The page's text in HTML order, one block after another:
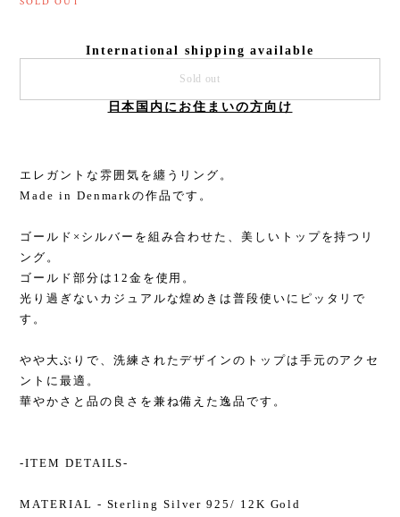
International shipping available
Sold out
日本国内にお住まいの方向け
エレガントな雰囲気を纏うリング。
Made in Denmarkの作品です。
ゴールド×シルバーを組み合わせた、美しいトップを持つリ
ング。
ゴールド部分は12金を使用。
光り過ぎないカジュアルな煌めきは普段使いにピッタリで
す。
やや大ぶりで、洗練されたデザインのトップは手元のアクセ
ントに最適。
華やかさと品の良さを兼ね備えた逸品です。
-ITEM DETAILS-
MATERIAL - Sterling Silver 925/ 12K Gold